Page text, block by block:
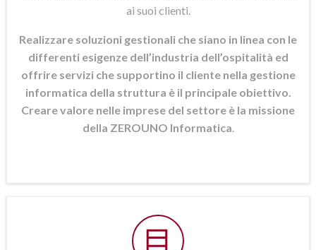
ai suoi clienti.
Realizzare soluzioni gestionali che siano in linea con le
differenti esigenze dell’industria dell’ospitalità ed
offrire servizi che supportino il cliente nella gestione
informatica della struttura è il principale obiettivo.
Creare valore nelle imprese del settore è la missione
della ZEROUNO Informatica